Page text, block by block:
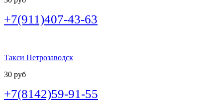
+7(911)407-43-63
Такси Петрозаводск
30 руб
+7(8142)59-91-55